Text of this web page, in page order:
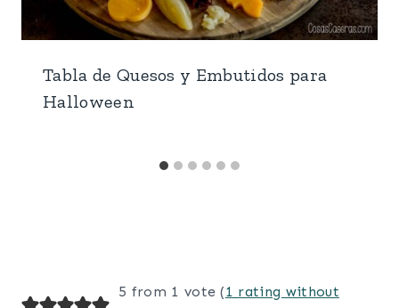
Tabla de Quesos y Embutidos para
Halloween
5 from 1 vote (1 rating without